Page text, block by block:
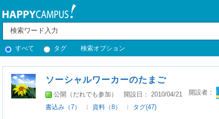
すべて タグ 検索オプション
ソーシャルワーカーのたまご
公開（だれでも参加） 開設日： 2010/04/21 開設者：
書込み（7） 資料（8） タグ(47)